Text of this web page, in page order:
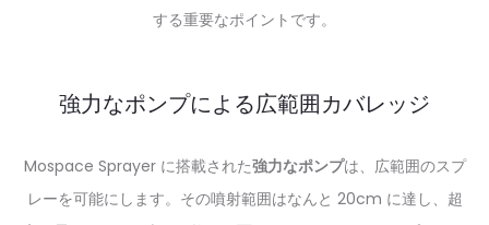
する重要なポイントです。
強力なポンプによる広範囲カバレッジ
Mospace Sprayer に搭載された強力なポンプは、広範囲のスプ
レーを可能にします。その噴射範囲はなんと 20cm に達し、超